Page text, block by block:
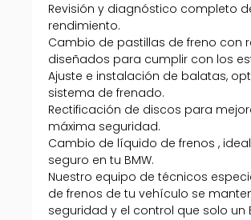
Revisión y diagnóstico completo
rendimiento.
Cambio de pastillas de freno con
diseñados para cumplir con los
Ajuste e instalación de balatas,
sistema de frenado.
Rectificación de discos para
máxima seguridad.
Cambio de líquido de frenos ,
seguro en tu BMW.
Nuestro equipo de técnicos
de frenos de tu vehículo se
seguridad y el control que solo un